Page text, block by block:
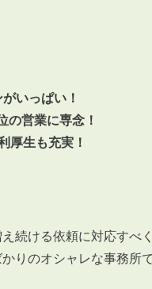
いっぱい！
の営業に専念！
厚生も充実！
続ける依頼に対応すべ
りのオシャレな事務所